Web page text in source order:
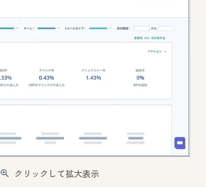
クリックして拡大表示